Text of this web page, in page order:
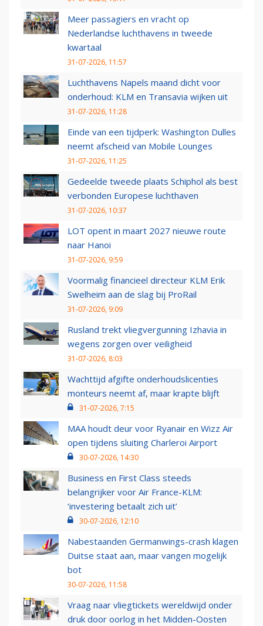
Meer passagiers en vracht op
Nederlandse luchthavens in tweede
kwartaal
31-07-2026, 11:57
Luchthavens Napels maand dicht voor
onderhoud: KLM en Transavia wijken uit
31-07-2026, 11:28
Einde van een tijdperk: Washington Dulles
neemt afscheid van Mobile Lounges
31-07-2026, 11:25
Gedeelde tweede plaats Schiphol als best
verbonden Europese luchthaven
31-07-2026, 10:37
LOT opent in maart 2027 nieuwe route
naar Hanoi
31-07-2026, 9:59
Voormalig financieel directeur KLM Erik
Swelheim aan de slag bij ProRail
31-07-2026, 9:09
Rusland trekt vliegvergunning Izhavia in
wegens zorgen over veiligheid
31-07-2026, 8:03
Wachttijd afgifte onderhoudslicenties
monteurs neemt af, maar krapte blijft
31-07-2026, 7:15
MAA houdt deur voor Ryanair en Wizz Air
open tijdens sluiting Charleroi Airport
30-07-2026, 14:30
Business en First Class steeds
belangrijker voor Air France-KLM:
‘investering betaalt zich uit’
30-07-2026, 12:10
Nabestaanden Germanwings-crash klagen
Duitse staat aan, maar vangen mogelijk
bot
30-07-2026, 11:58
Vraag naar vliegtickets wereldwijd onder
druk door oorlog in het Midden-Oosten